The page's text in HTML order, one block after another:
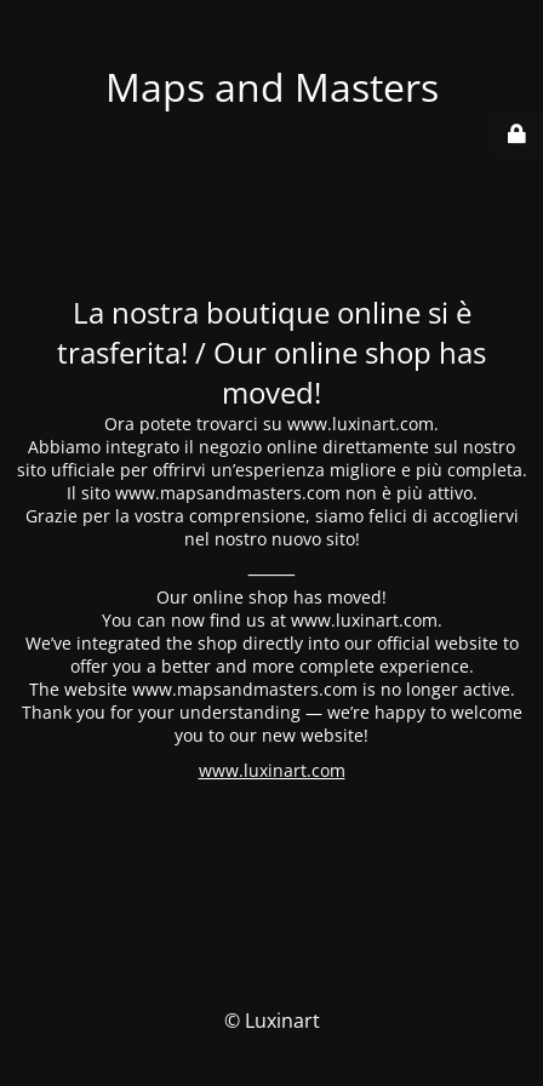
Maps and Masters
La nostra boutique online si è
trasferita! / Our online shop has
moved!
Ora potete trovarci su www.luxinart.com.
Abbiamo integrato il negozio online direttamente sul nostro
sito ufficiale per offrirvi un’esperienza migliore e più completa.
Il sito www.mapsandmasters.com non è più attivo.
Grazie per la vostra comprensione, siamo felici di accogliervi
nel nostro nuovo sito!
⸻
Our online shop has moved!
You can now find us at www.luxinart.com.
We’ve integrated the shop directly into our official website to
offer you a better and more complete experience.
The website www.mapsandmasters.com is no longer active.
Thank you for your understanding — we’re happy to welcome
you to our new website!
www.luxinart.com
© Luxinart